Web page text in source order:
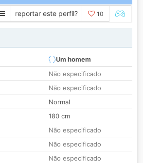
reportar este perfil? 10
Um homem
Não especificado
Não especificado
Normal
180 cm
Não especificado
Não especificado
Não especificado